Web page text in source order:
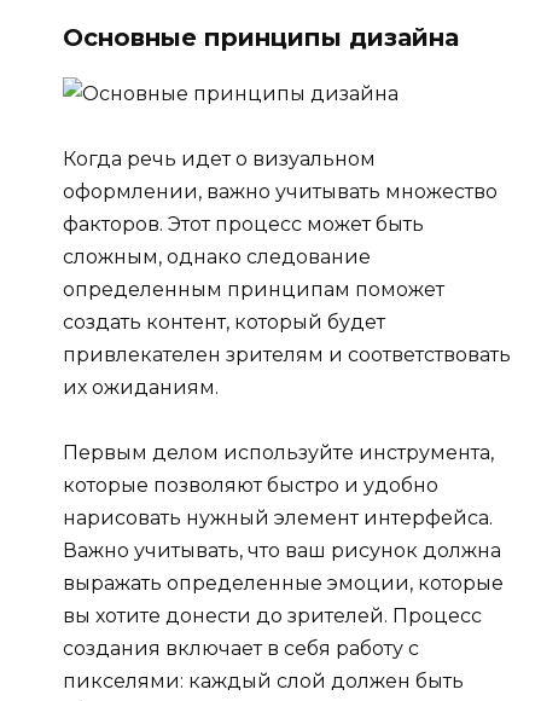
Основные принципы дизайна
Когда речь идет о визуальном
оформлении, важно учитывать множество
факторов. Этот процесс может быть
сложным, однако следование
определенным принципам поможет
создать контент, который будет
привлекателен зрителям и соответствовать
их ожиданиям.
Первым делом используйте инструмента,
которые позволяют быстро и удобно
нарисовать нужный элемент интерфейса.
Важно учитывать, что ваш рисунок должна
выражать определенные эмоции, которые
вы хотите донести до зрителей. Процесс
создания включает в себя работу с
пикселями: каждый слой должен быть